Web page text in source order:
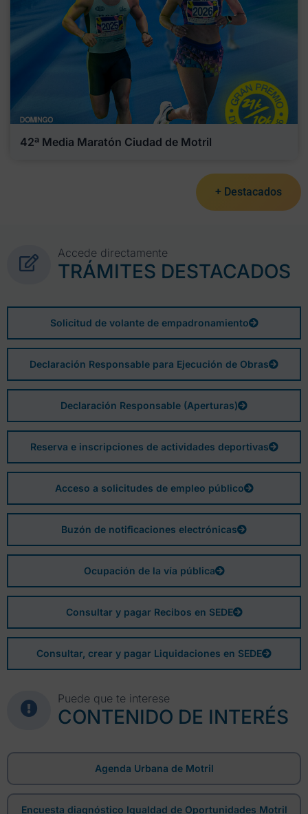
42ª Media Maratón Ciudad de Motril
+ Destacados
Accede directamente
TRÁMITES DESTACADOS
Solicitud de volante de empadronamiento
Declaración Responsable para Ejecución de Obras
Declaración Responsable (Aperturas)
Reserva e inscripciones de actividades deportivas
Acceso a solicitudes de empleo público
Buzón de notificaciones electrónicas
Ocupación de la vía pública
Consultar y pagar Recibos en SEDE
Consultar, crear y pagar Liquidaciones en SEDE
Puede que te interese
CONTENIDO DE INTERÉS
Agenda Urbana de Motril
Encuesta diagnóstico Igualdad de Oportunidades Motril